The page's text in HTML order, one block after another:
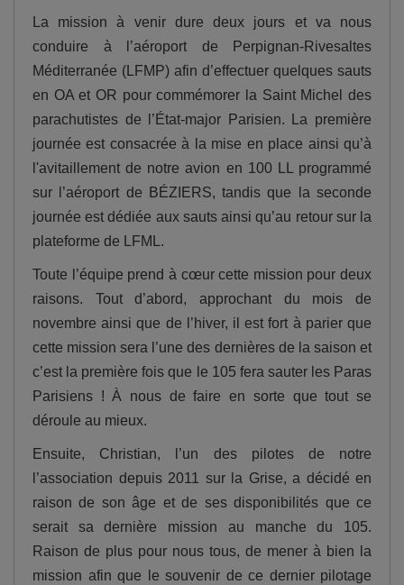
La mission à venir dure deux jours et va nous
conduire à l’aéroport de Perpignan-Rivesaltes
Méditerranée (LFMP) afin d’effectuer quelques sauts
en OA et OR pour commémorer la Saint Michel des
parachutistes de l’État-major Parisien. La première
journée est consacrée à la mise en place ainsi qu’à
l'avitaillement de notre avion en 100 LL programmé
sur l’aéroport de BÉZIERS, tandis que la seconde
journée est dédiée aux sauts ainsi qu’au retour sur la
plateforme de LFML.
Toute l’équipe prend à cœur cette mission pour deux
raisons. Tout d’abord, approchant du mois de
novembre ainsi que de l’hiver, il est fort à parier que
cette mission sera l’une des dernières de la saison et
c’est la première fois que le 105 fera sauter les Paras
Parisiens ! À nous de faire en sorte que tout se
déroule au mieux.
Ensuite, Christian, l’un des pilotes de notre
l’association depuis 2011 sur la Grise, a décidé en
raison de son âge et de ses disponibilités que ce
serait sa dernière mission au manche du 105.
Raison de plus pour nous tous, de mener à bien la
mission afin que le souvenir de ce dernier pilotage